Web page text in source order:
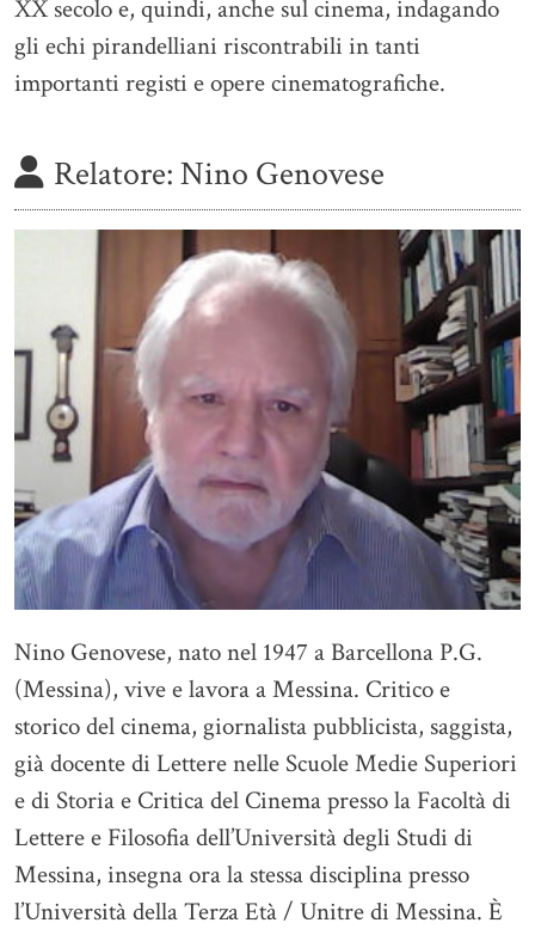
XX secolo e, quindi, anche sul cinema, indagando
gli echi pirandelliani riscontrabili in tanti
importanti registi e opere cinematografiche.
Relatore:Nino Genovese
Nino Genovese, nato nel 1947 a Barcellona P.G.
(Messina), vive e lavora a Messina. Critico e
storico del cinema, giornalista pubblicista, saggista,
già docente di Lettere nelle Scuole Medie Superiori
e di Storia e Critica del Cinema presso la Facoltà di
Lettere e Filosofia dell’Università degli Studi di
Messina, insegna ora la stessa disciplina presso
l’Università della Terza Età / Unitre di Messina. È